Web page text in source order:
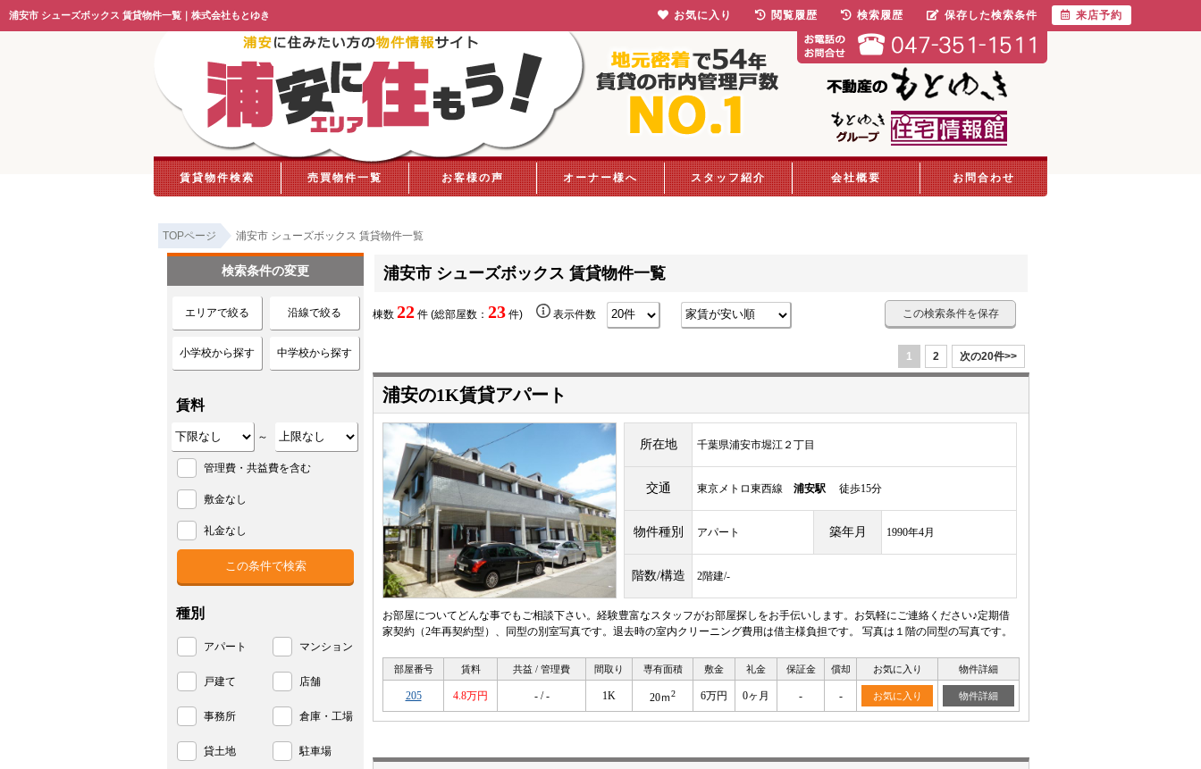
浦安市 シューズボックス 賃貸物件一覧｜株式会社もとゆき
賃貸物件検索 売買物件一覧 お客様の声 オーナー様へ スタッフ紹介 会社概要 お問合わせ
TOPページ 浦安市 シューズボックス 賃貸物件一覧
浦安市 シューズボックス 賃貸物件一覧
棟数 22 件 (総部屋数： 23 件) 表示件数 この検索条件を保存
1 2 次の20件>>
浦安の1K賃貸アパート
所在地 千葉県浦安市堀江２丁目
交通 東京メトロ東西線 浦安駅 徒歩15分
物件種別 アパート 築年月 1990年4月
階数/構造 2階建/-
お部屋についてどんな事でもご相談下さい。経験豊富なスタッフがお部屋探しをお手伝いします。お気軽にご連絡ください♪定期借
家契約（2年再契約型）、同型の別室写真です。退去時の室内クリーニング費用は借主様負担です。 写真は１階の同型の写真です。
部屋番号 賃料 共益 / 管理費 間取り 専有面積 敷金 礼金 保証金 償却 お気に入り 物件詳細
205 4.8万円 - / - 1K 20ｍ2 6万円 0ヶ月 - - お気に入り 物件詳細
検索条件の変更
エリアで絞る 沿線で絞る
小学校から探す 中学校から探す
賃料
～
管理費・共益費を含む
敷金なし
礼金なし
種別
アパート マンション
戸建て 店舗
事務所 倉庫・工場
貸土地 駐車場
お気に入り 閲覧履歴 検索履歴 保存した検索条件 来店予約